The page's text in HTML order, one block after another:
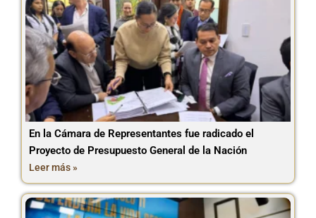
En la Cámara de Representantes fue radicado el
Proyecto de Presupuesto General de la Nación
Leer más »